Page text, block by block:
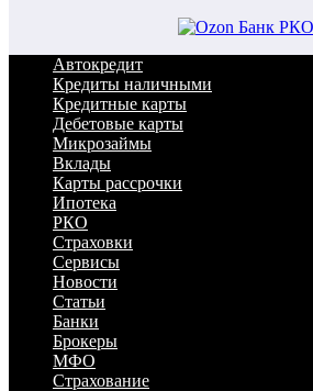
Автокредит
Кредиты наличными
Кредитные карты
Дебетовые карты
Микрозаймы
Вклады
Карты рассрочки
Ипотека
РКО
Страховки
Сервисы
Новости
Статьи
Банки
Брокеры
МФО
Страхование